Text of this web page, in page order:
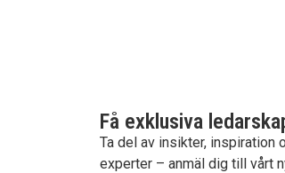
Få exklusiva
Ta del av insikter, inspiration
experter – anmäl dig till vårt